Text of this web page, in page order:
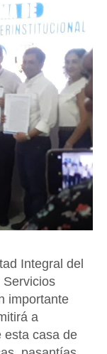
Integral del
Servicios
importante
a
esta casa de